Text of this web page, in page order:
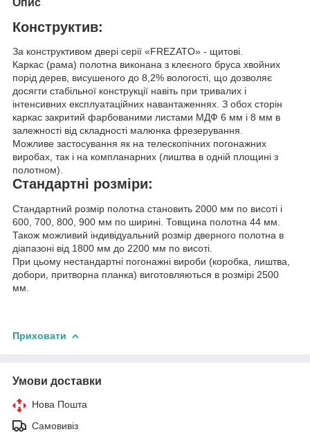
Конструктив:
За конструктивом двері серії «FREZATO» - щитові.
Каркас (рама) полотна виконана з клеєного бруса хвойних
порід дерев, висушеного до 8,2% вологості, що дозволяє
досягти стабільної конструкції навіть при тривалих і
інтенсивних експлуатаційних навантаженнях. З обох сторін
каркас закритий фарбованими листами МДФ 6 мм і 8 мм в
залежності від складності малюнка фрезерування.
Можливе застосування як на телескопічних погонажних
виробах, так і на компланарних (лиштва в одній площині з
полотном).
Стандартні розміри:
Стандартний розмір полотна становить 2000 мм по висоті і
600, 700, 800, 900 мм по ширині. Товщина полотна 44 мм.
Також можливий індивідуальний розмір дверного полотна в
діапазоні від 1800 мм до 2200 мм по висоті.
При цьому нестандартні погонажні вироби (коробка, лиштва,
добори, притворна планка) виготовляються в розмірі 2500
мм.
Приховати
Умови доставки
Нова Пошта
Самовивіз